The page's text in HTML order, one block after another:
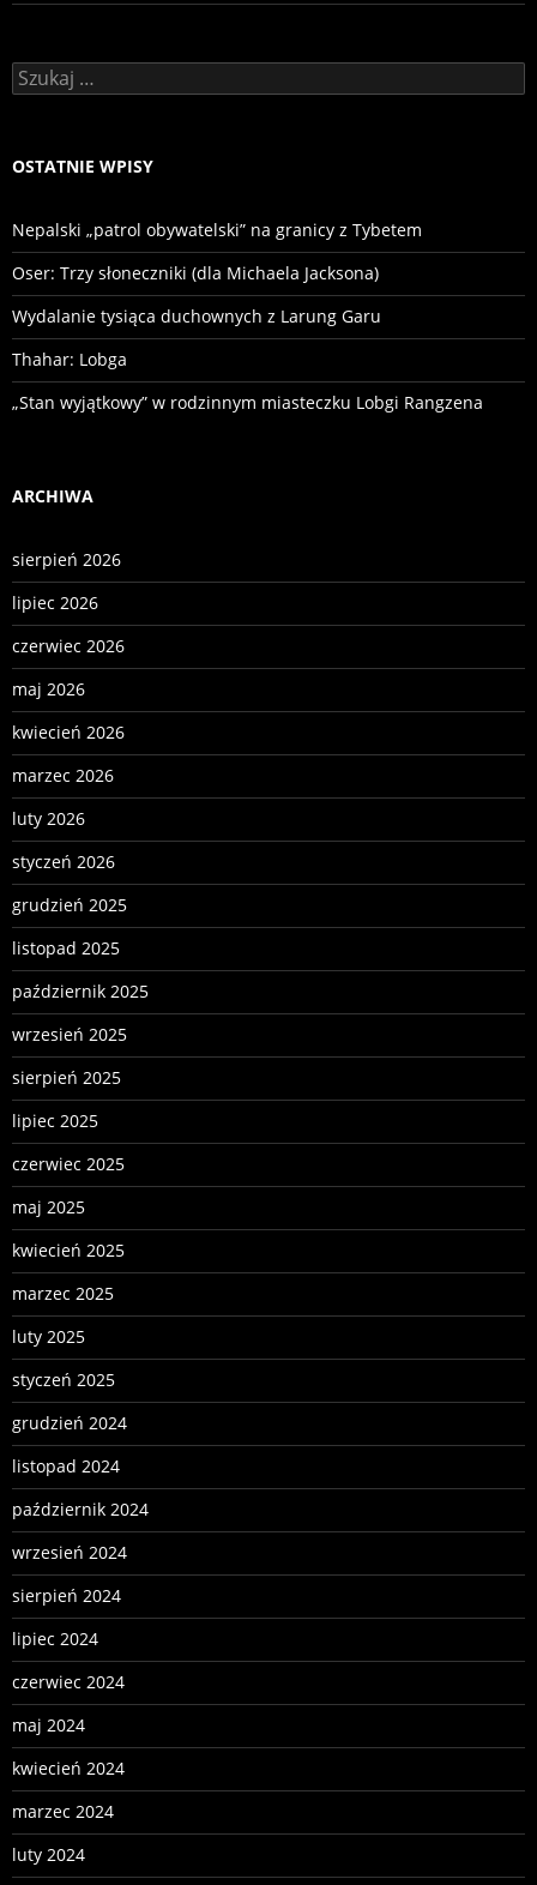
Szukaj:
OSTATNIE WPISY
Nepalski „patrol obywatelski” na granicy z Tybetem
Oser: Trzy słoneczniki (dla Michaela Jacksona)
Wydalanie tysiąca duchownych z Larung Garu
Thahar: Lobga
„Stan wyjątkowy” w rodzinnym miasteczku Lobgi Rangzena
ARCHIWA
sierpień 2026
lipiec 2026
czerwiec 2026
maj 2026
kwiecień 2026
marzec 2026
luty 2026
styczeń 2026
grudzień 2025
listopad 2025
październik 2025
wrzesień 2025
sierpień 2025
lipiec 2025
czerwiec 2025
maj 2025
kwiecień 2025
marzec 2025
luty 2025
styczeń 2025
grudzień 2024
listopad 2024
październik 2024
wrzesień 2024
sierpień 2024
lipiec 2024
czerwiec 2024
maj 2024
kwiecień 2024
marzec 2024
luty 2024